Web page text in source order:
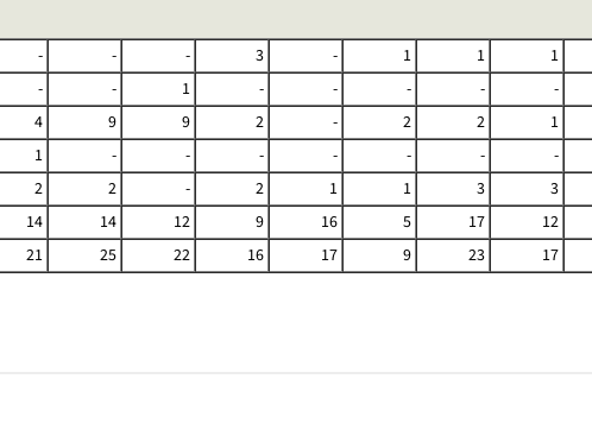
- - - 3 - 1 1
1
- - 1 - - - -
-
4 9 9 2 - 2 2
1
1 - - - - - -
-
2 2 - 2 1 1 3
3
14 14 12 9 16 5 17
12
21 25 22 16 17 9 23 17